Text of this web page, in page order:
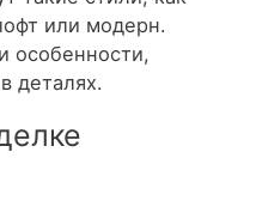
или модерн.
особенности,
деталях.